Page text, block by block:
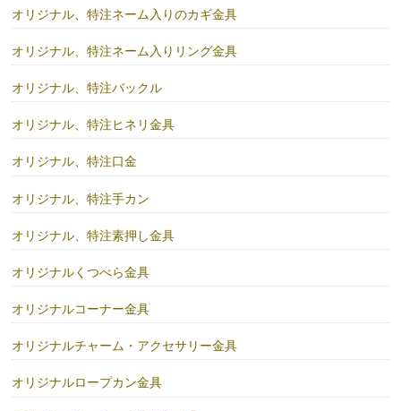
オリジナル、特注ネーム入りのカギ金具
オリジナル、特注ネーム入りリング金具
オリジナル、特注バックル
オリジナル、特注ヒネリ金具
オリジナル、特注口金
オリジナル、特注手カン
オリジナル、特注素押し金具
オリジナルくつべら金具
オリジナルコーナー金具
オリジナルチャーム・アクセサリー金具
オリジナルロープカン金具